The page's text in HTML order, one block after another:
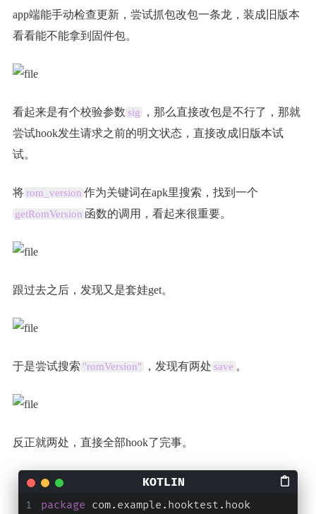
app端能手动检查更新，尝试抓包改包一条龙，装成旧版本
看看能不能拿到固件包。
看起来是有个校验参数 sig
，那么直接改包是不行了，那就
尝试hook发生请求之前的明文状态，直接改成旧版本试
试。
将rom_version 作为关键词在apk里搜索，找到一个
getRomVersion 函数的调用，看起来很重要。
跟过去之后，发现又是套娃get。
于是尝试搜索 "romVersion" ，发现有两处 save 。
反正就两处，直接全部hook了完事。
package com.example.hooktest.hook